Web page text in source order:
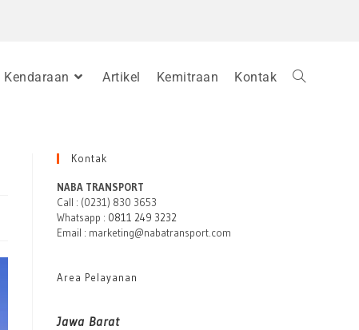
Kendaraan Artikel Kemitraan Kontak
Kontak
NABA TRANSPORT
Call : (0231) 830 3653
Whatsapp : 0811 249 3232
Email : marketing@nabatransport.com
Area Pelayanan
Jawa Barat